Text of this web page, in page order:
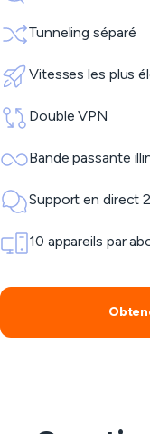
Tunneling séparé
Vitesses les plus
Double VPN
Bande passante
Support en direct
10 appareils par